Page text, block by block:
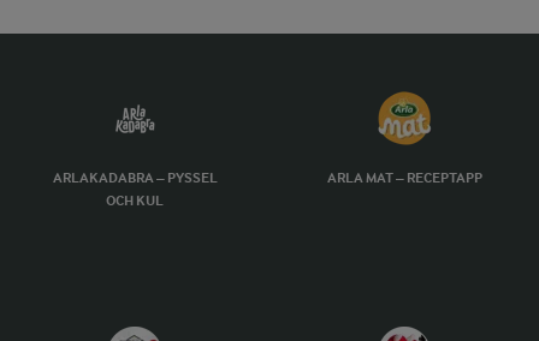
ARLAKADABRA – PYSSEL
OCH KUL
ARLA MAT – RECEPTAPP